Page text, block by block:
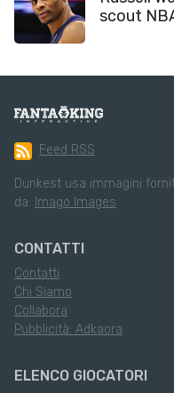
scout
Feed RSS
Dunkest usa immagini
da: Imago Images
CONTATTI
Contatti
Chi Siamo
Collabora
Pubblicità: Adkaora
ELENCO GIOCATORI